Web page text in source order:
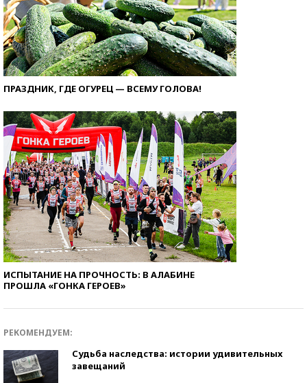
ПРАЗДНИК, ГДЕ ОГУРЕЦ — ВСЕМУ ГОЛОВА!
ИСПЫТАНИЕ НА ПРОЧНОСТЬ: В АЛАБИНЕ
ПРОШЛА «ГОНКА ГЕРОЕВ»
РЕКОМЕНДУЕМ:
Судьба наследства: истории удивительных
завещаний